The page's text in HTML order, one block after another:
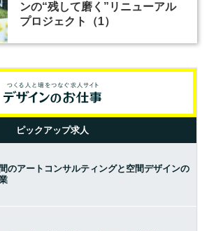
ンの“残して磨く”リニューアル
プロジェクト（1）
ピックアップ求人
のアートコンサルティングと空間デザインの